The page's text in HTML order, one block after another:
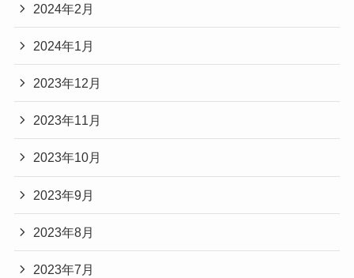
2024年2月
2024年1月
2023年12月
2023年11月
2023年10月
2023年9月
2023年8月
2023年7月